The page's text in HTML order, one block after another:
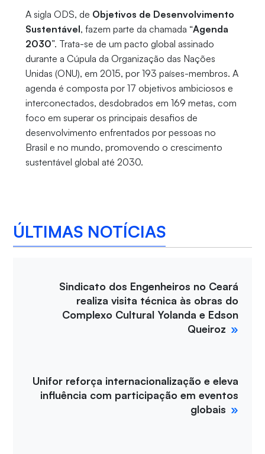
A sigla ODS, de Objetivos de Desenvolvimento
Sustentável, fazem parte da chamada “Agenda
2030”. Trata-se de um pacto global assinado
durante a Cúpula da Organização das Nações
Unidas (ONU), em 2015, por 193 países-membros. A
agenda é composta por 17 objetivos ambiciosos e
interconectados, desdobrados em 169 metas, com
foco em superar os principais desafios de
desenvolvimento enfrentados por pessoas no
Brasil e no mundo, promovendo o crescimento
sustentável global até 2030.
ÚLTIMAS NOTÍCIAS
Sindicato dos Engenheiros no Ceará
realiza visita técnica às obras do
Complexo Cultural Yolanda e Edson
Queiroz
Unifor reforça internacionalização e eleva
influência com participação em eventos
globais